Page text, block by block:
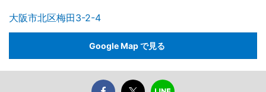
大阪市北区梅田3-2-4
Google Map で見る